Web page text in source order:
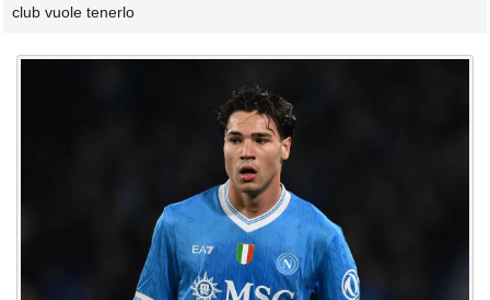
club vuole tenerlo